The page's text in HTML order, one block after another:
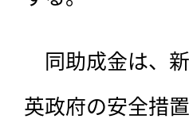
同助成金は、
英政府の安全措